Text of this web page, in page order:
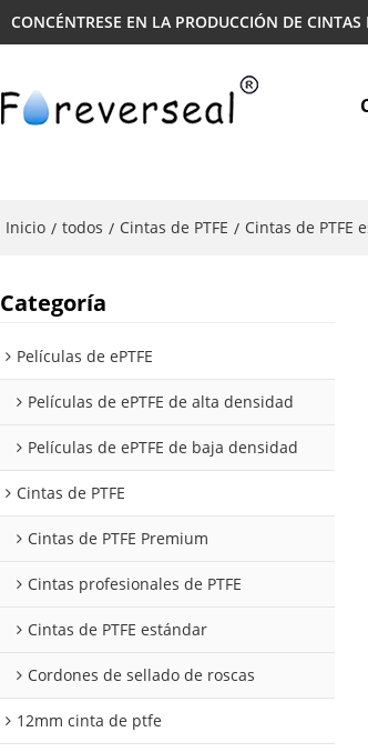
CONCÉNTRESE EN LA PRODUCCIÓN DE
Inicio / todos / Cintas de PTFE / Cintas de PTFE
Categoría
Películas de ePTFE
Películas de ePTFE de alta densidad
Películas de ePTFE de baja densidad
Cintas de PTFE
Cintas de PTFE Premium
Cintas profesionales de PTFE
Cintas de PTFE estándar
Cordones de sellado de roscas
12mm cinta de ptfe